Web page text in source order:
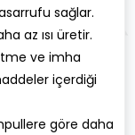
sağlar.
az ısı üretir.
ve imha
içerdiği
göre daha